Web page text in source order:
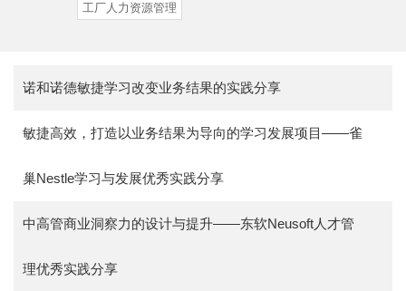
工厂人力资源管理
诺和诺德敏捷学习改变业务结果的实践分享
敏捷高效，打造以业务结果为导向的学习发展项目——雀
巢Nestle学习与发展优秀实践分享
中高管商业洞察力的设计与提升——东软Neusoft人才管
理优秀实践分享